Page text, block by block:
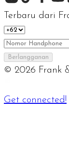
Terbaru dari
Berlangganan
© 2026 Frank
Get connected!